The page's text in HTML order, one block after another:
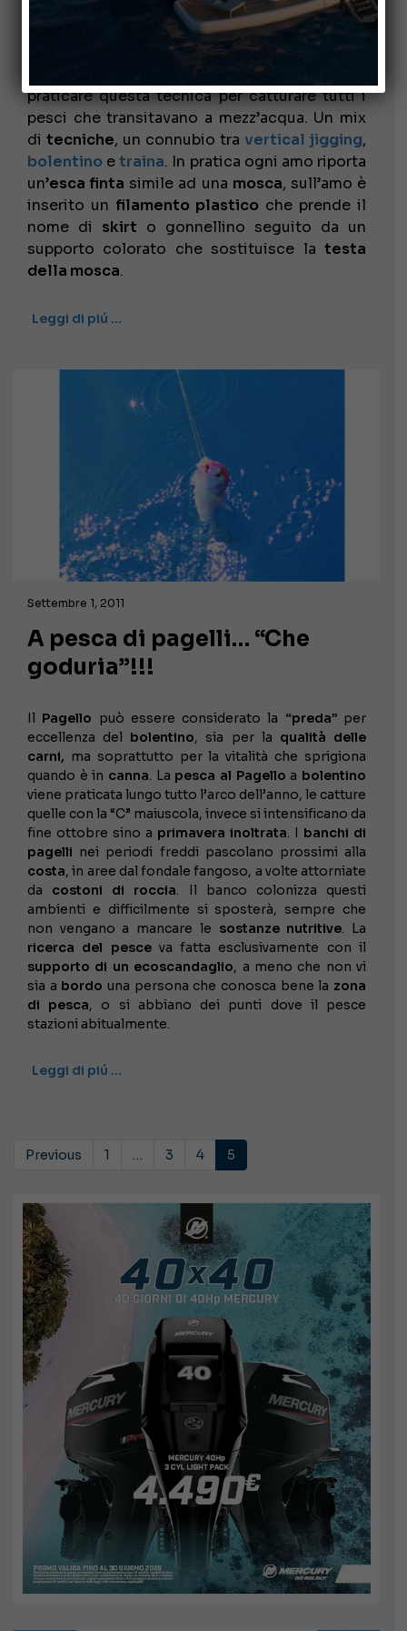
tecnica di pesca nata nel
, i giapponesi hanno cominciato a
praticare questa tecnica per catturare tutti i
pesci che transitavano a mezz’acqua. Un mix
di tecniche, un connubio tra vertical jigging,
bolentino etraina. In pratica ogni amo riporta
un’esca finta simile ad una mosca, sull’amo è
inserito un filamento plastico che prende il
nome di skirt o gonnellino seguito da un
supporto colorato che sostituisce la testa
della mosca.
Leggi di piú …
Settembre 1, 2011
A pesca di pagelli… “Che
goduria”!!!
Il Pagello può essere considerato la “preda”per
eccellenza del bolentino, sia per la qualità delle
carni, ma soprattutto per la vitalità che sprigiona
quando è in canna. La pesca al Pagello a bolentino
viene praticata lungo tutto l’arco dell’anno, le catture
quelle con la “C” maiuscola, invece si intensificano da
fine ottobre sino a primavera inoltrata. I banchi di
pagelli nei periodi freddi pascolano prossimi alla
costa, in aree dal fondale fangoso, a volte attorniate
da costoni di roccia. Il banco colonizza questi
ambienti e difficilmente si sposterà, sempre che
non vengano a mancare le sostanze nutritive. La
ricerca del pesceva fatta esclusivamente con il
supporto di un ecoscandaglio, a meno che non vi
sia a bordo una persona che conosca bene la zona
di pesca, o si abbiano dei punti dove il pesce
stazioni abitualmente.
Leggi di piú …
Previous 1 … 3 4 5